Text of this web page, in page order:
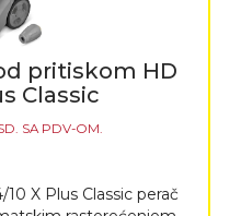
pritiskom HD
Classic
SA PDV-OM.
X Plus Classic perač